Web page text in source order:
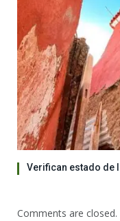
Verifican estado de
Comments are closed.